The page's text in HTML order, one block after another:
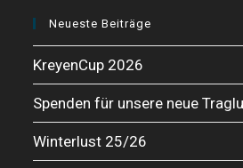
Neueste Beiträge
KreyenCup 2026
Spenden für unsere neue
Winterlust 25/26